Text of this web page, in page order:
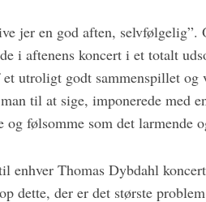
jer en god aften, selvfølgelig”.
i aftenens koncert i et totalt
utroligt godt sammenspillet og
til at sige, imponerede med
følsomme som det larmende
enhver Thomas Dybdahl
dette, der er det største